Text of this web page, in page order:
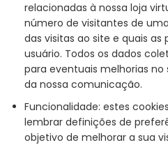
relacionadas à nossa loja
número de visitantes de
das visitas ao site e quais as
usuário. Todos os dados
para eventuais melhorias
da nossa comunicação.
Funcionalidade: estes
lembrar definições de
objetivo de melhorar a sua